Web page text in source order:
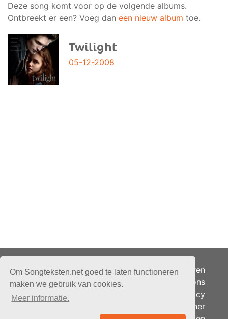
Om Songteksten.net goed te laten functioneren
maken we gebruik van cookies.
Meer informatie.
Deze song komt voor op de volgende albums.
Ontbreekt er een? Voeg dan een nieuw album toe.
Twilight
05-12-2008
Adverteren
Over ons
Je privacy
Partner